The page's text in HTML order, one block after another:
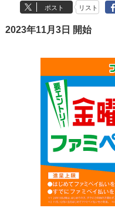
ポスト リスト
2023年11月3日 開始